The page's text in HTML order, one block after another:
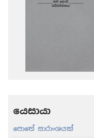
යෙසායා
පොතේ සාරාංශයක්